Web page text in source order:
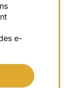
e-